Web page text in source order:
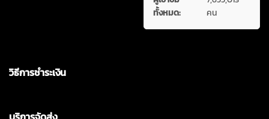
ทั้งหมด:
คน
วิธีการชำระเงิน